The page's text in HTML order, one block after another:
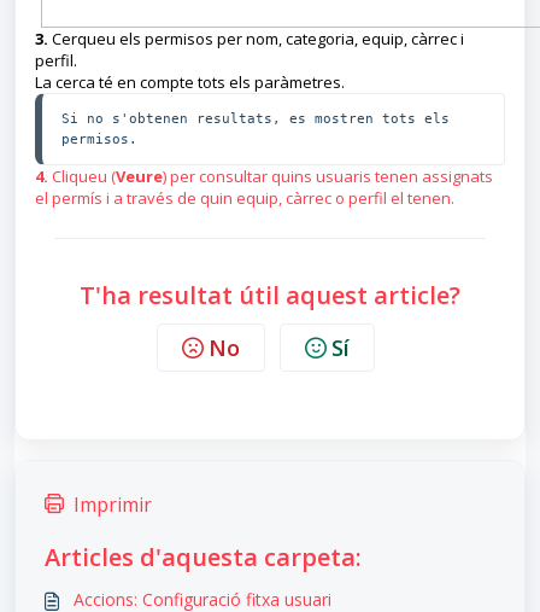
3. Cerqueu els permisos per nom, categoria, equip, càrrec i
perfil.
La cerca té en compte tots els paràmetres.
Si no s'obtenen resultats, es mostren tots els
permisos.
4. Cliqueu (Veure) per consultar quins usuaris tenen assignats
el permís i a través de quin equip, càrrec o perfil el tenen.
T'ha resultat útil aquest article?
No Sí
Imprimir
Articles d'aquesta carpeta:
Accions: Configuració fitxa usuari